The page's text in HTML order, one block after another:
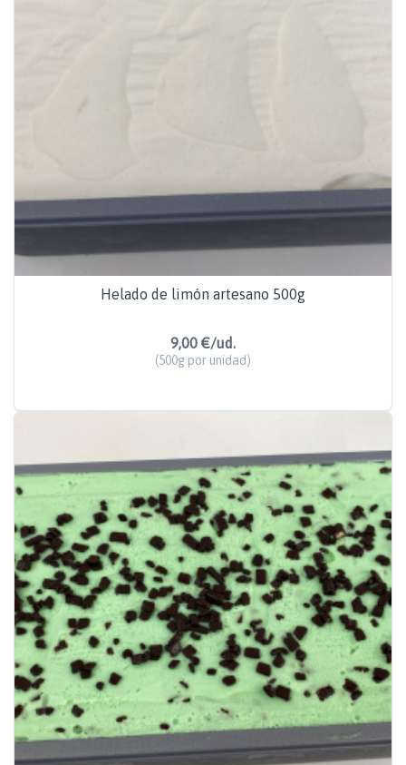
Helado de limón artesano 500g
9,00 €/ud.
(500g por unidad)